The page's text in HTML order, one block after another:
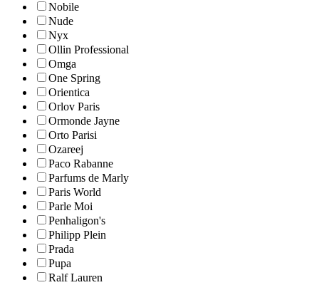
Nobile
Nude
Nyx
Ollin Professional
Omga
One Spring
Orientica
Orlov Paris
Ormonde Jayne
Orto Parisi
Ozareej
Paco Rabanne
Parfums de Marly
Paris World
Parle Moi
Penhaligon's
Philipp Plein
Prada
Pupa
Ralf Lauren